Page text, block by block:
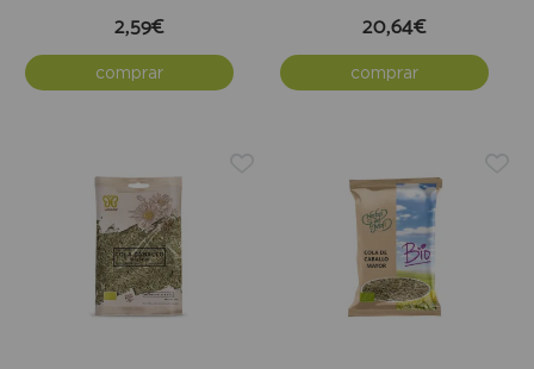
2,59€
comprar
20,64€
comprar